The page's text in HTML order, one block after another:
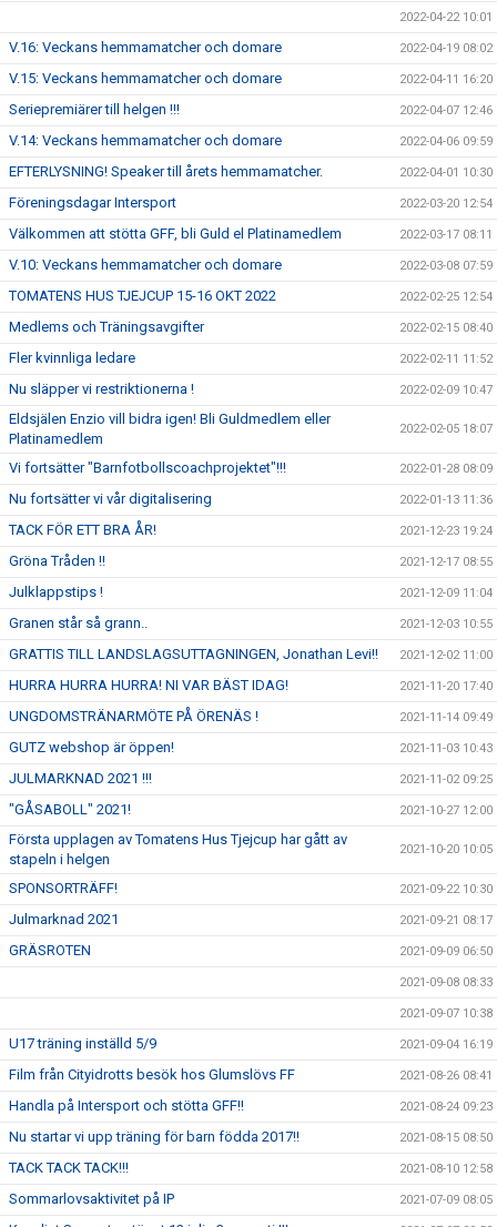
2022-04-22 10:01
V.16: Veckans hemmamatcher och domare 2022-04-19 08:02
V.15: Veckans hemmamatcher och domare 2022-04-11 16:20
Seriepremiärer till helgen !!! 2022-04-07 12:46
V.14: Veckans hemmamatcher och domare 2022-04-06 09:59
EFTERLYSNING! Speaker till årets hemmamatcher. 2022-04-01 10:30
Föreningsdagar Intersport 2022-03-20 12:54
Välkommen att stötta GFF, bli Guld el Platinamedlem 2022-03-17 08:11
V.10: Veckans hemmamatcher och domare 2022-03-08 07:59
TOMATENS HUS TJEJCUP 15-16 OKT 2022 2022-02-25 12:54
Medlems och Träningsavgifter 2022-02-15 08:40
Fler kvinnliga ledare 2022-02-11 11:52
Nu släpper vi restriktionerna ! 2022-02-09 10:47
Eldsjälen Enzio vill bidra igen! Bli Guldmedlem eller
Platinamedlem
2022-02-05 18:07
Vi fortsätter "Barnfotbollscoachprojektet"!!! 2022-01-28 08:09
Nu fortsätter vi vår digitalisering 2022-01-13 11:36
TACK FÖR ETT BRA ÅR! 2021-12-23 19:24
Gröna Tråden !! 2021-12-17 08:55
Julklappstips ! 2021-12-09 11:04
Granen står så grann.. 2021-12-03 10:55
GRATTIS TILL LANDSLAGSUTTAGNINGEN, Jonathan Levi!! 2021-12-02 11:00
HURRA HURRA HURRA! NI VAR BÄST IDAG! 2021-11-20 17:40
UNGDOMSTRÄNARMÖTE PÅ ÖRENÄS ! 2021-11-14 09:49
GUTZ webshop är öppen! 2021-11-03 10:43
JULMARKNAD 2021 !!! 2021-11-02 09:25
"GÅSABOLL" 2021! 2021-10-27 12:00
Första upplagen av Tomatens Hus Tjejcup har gått av
stapeln i helgen
2021-10-20 10:05
SPONSORTRÄFF! 2021-09-22 10:30
Julmarknad 2021 2021-09-21 08:17
GRÄSROTEN 2021-09-09 06:50
2021-09-08 08:33
2021-09-07 10:38
U17 träning inställd 5/9 2021-09-04 16:19
Film från Cityidrotts besök hos Glumslövs FF 2021-08-26 08:41
Handla på Intersport och stötta GFF!! 2021-08-24 09:23
Nu startar vi upp träning för barn födda 2017!! 2021-08-15 08:50
TACK TACK TACK!!! 2021-08-10 12:58
Sommarlovsaktivitet på IP 2021-07-09 08:05